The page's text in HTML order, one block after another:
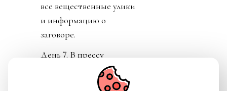
все вещественные улики
и информацию о
заговоре.
День 7. В прессу
вбросили рассказы о
том, как Инфантино